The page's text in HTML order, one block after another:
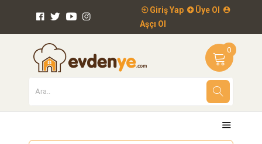
Giriş Yap
Üye Ol
Aşçı Ol
0